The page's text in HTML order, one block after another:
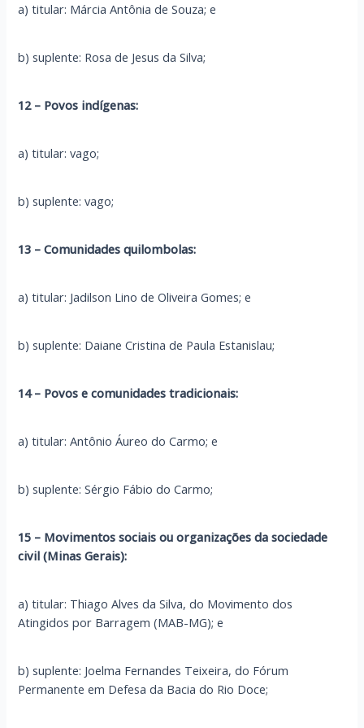
a) titular: Márcia Antônia de Souza; e
b) suplente: Rosa de Jesus da Silva;
12 – Povos indígenas:
a) titular: vago;
b) suplente: vago;
13 – Comunidades quilombolas:
a) titular: Jadilson Lino de Oliveira Gomes; e
b) suplente: Daiane Cristina de Paula Estanislau;
14 – Povos e comunidades tradicionais:
a) titular: Antônio Áureo do Carmo; e
b) suplente: Sérgio Fábio do Carmo;
15 – Movimentos sociais ou organizações da sociedade
civil (Minas Gerais):
a) titular: Thiago Alves da Silva, do Movimento dos
Atingidos por Barragem (MAB-MG); e
b) suplente: Joelma Fernandes Teixeira, do Fórum
Permanente em Defesa da Bacia do Rio Doce;